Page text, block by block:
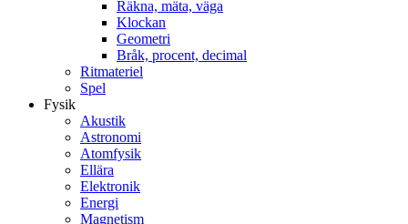
Räkna, mäta, väga
Klockan
Geometri
Bråk, procent, decimal
Ritmateriel
Spel
Fysik
Akustik
Astronomi
Atomfysik
Ellära
Elektronik
Energi
Magnetism